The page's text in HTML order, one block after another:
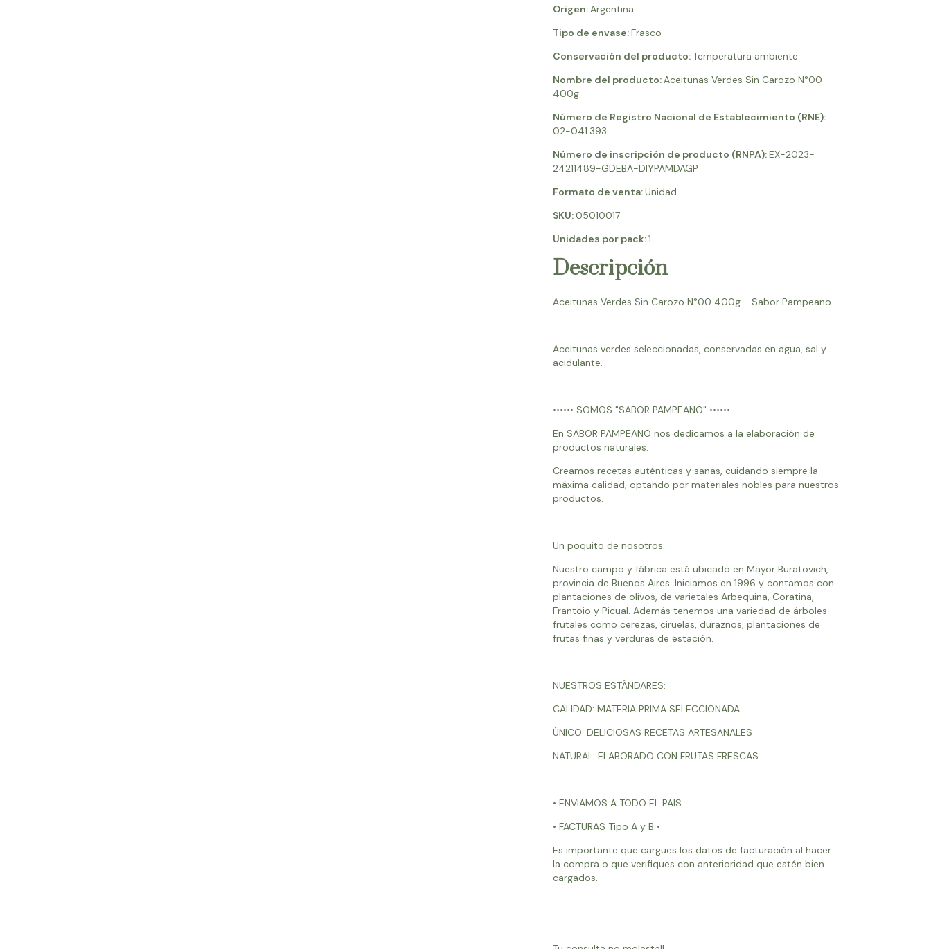
Origen:Argentina
Tipo de envase:Frasco
Conservación del producto: Temperatura ambiente
Nombre del producto:Aceitunas Verdes Sin Carozo N°00
400g
Número de Registro Nacional de Establecimiento (RNE):
02-041.393
Número de inscripción de producto (RNPA):EX-2023-
24211489-GDEBA-DIYPAMDAGP
Formato de venta:Unidad
SKU:05010017
Unidades por pack:1
Descripción
Aceitunas Verdes Sin Carozo N°00 400g - Sabor Pampeano
Aceitunas verdes seleccionadas, conservadas en agua, sal y
acidulante.
•••••• SOMOS "SABOR PAMPEANO" ••••••
En SABOR PAMPEANO nos dedicamos a la elaboración de
productos naturales.
Creamos recetas auténticas y sanas, cuidando siempre la
máxima calidad, optando por materiales nobles para nuestros
productos.
Un poquito de nosotros:
Nuestro campo y fábrica está ubicado en Mayor Buratovich,
provincia de Buenos Aires. Iniciamos en 1996 y contamos con
plantaciones de olivos, de varietales Arbequina, Coratina,
Frantoio y Picual. Además tenemos una variedad de árboles
frutales como cerezas, ciruelas, duraznos, plantaciones de
frutas finas y verduras de estación.
NUESTROS ESTÁNDARES:
CALIDAD: MATERIA PRIMA SELECCIONADA
ÚNICO: DELICIOSAS RECETAS ARTESANALES
NATURAL: ELABORADO CON FRUTAS FRESCAS.
• ENVIAMOS A TODO EL PAIS
• FACTURAS Tipo A y B •
Es importante que cargues los datos de facturación al hacer
la compra o que verifiques con anterioridad que estén bien
cargados.